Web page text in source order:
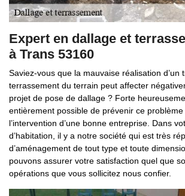
Expert en dallage et
à Trans 53160
Saviez-vous que la mauvaise réalisation d’un
terrassement du terrain peut affecter
projet de pose de dallage ? Forte
entièrement possible de prévenir ce
l’intervention d’une bonne entreprise. Dans
d’habitation, il y a notre société qui est très
d’aménagement de tout type et toute
pouvons assurer votre satisfaction quel que
opérations que vous sollicitez nous confier.